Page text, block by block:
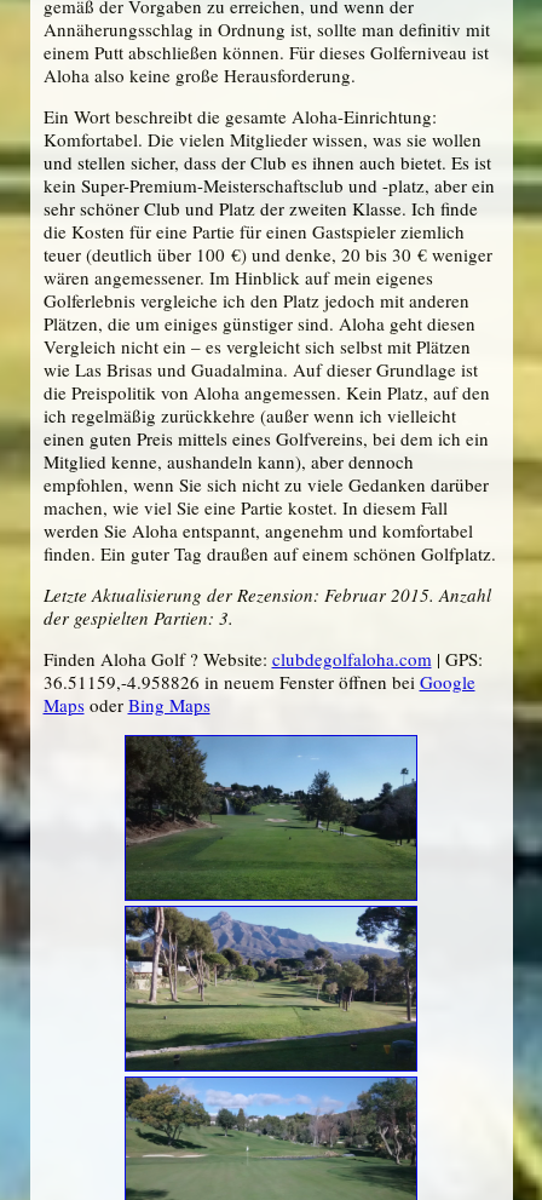
gemäß der Vorgaben zu erreichen, und wenn der
Annäherungsschlag in Ordnung ist, sollte man definitiv mit
einem Putt abschließen können. Für dieses Golferniveau ist
Aloha also keine große Herausforderung.
Ein Wort beschreibt die gesamte Aloha-Einrichtung:
Komfortabel. Die vielen Mitglieder wissen, was sie wollen
und stellen sicher, dass der Club es ihnen auch bietet. Es ist
kein Super-Premium-Meisterschaftsclub und -platz, aber ein
sehr schöner Club und Platz der zweiten Klasse. Ich finde
die Kosten für eine Partie für einen Gastspieler ziemlich
teuer (deutlich über 100 €) und denke, 20 bis 30 € weniger
wären angemessener. Im Hinblick auf mein eigenes
Golferlebnis vergleiche ich den Platz jedoch mit anderen
Plätzen, die um einiges günstiger sind. Aloha geht diesen
Vergleich nicht ein – es vergleicht sich selbst mit Plätzen
wie Las Brisas und Guadalmina. Auf dieser Grundlage ist
die Preispolitik von Aloha angemessen. Kein Platz, auf den
ich regelmäßig zurückkehre (außer wenn ich vielleicht
einen guten Preis mittels eines Golfvereins, bei dem ich ein
Mitglied kenne, aushandeln kann), aber dennoch
empfohlen, wenn Sie sich nicht zu viele Gedanken darüber
machen, wie viel Sie eine Partie kostet. In diesem Fall
werden Sie Aloha entspannt, angenehm und komfortabel
finden. Ein guter Tag draußen auf einem schönen Golfplatz.
Letzte Aktualisierung der Rezension: Februar 2015. Anzahl
der gespielten Partien: 3.
Finden Aloha Golf ? Website: clubdegolfaloha.com | GPS:
36.51159,-4.958826 in neuem Fenster öffnen bei Google
Mapsoder Bing Maps